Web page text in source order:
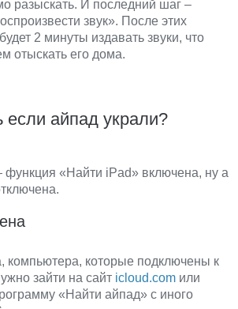
разыскать. И последний шаг –
звук». После этих
2 минуты издавать звуки, что
отыскать его дома.
если айпад украли?
«Найти iPad» включена, ну а
компьютера, которые подключены к
зайти на сайт icloud.com или
«Найти айпад» с иного